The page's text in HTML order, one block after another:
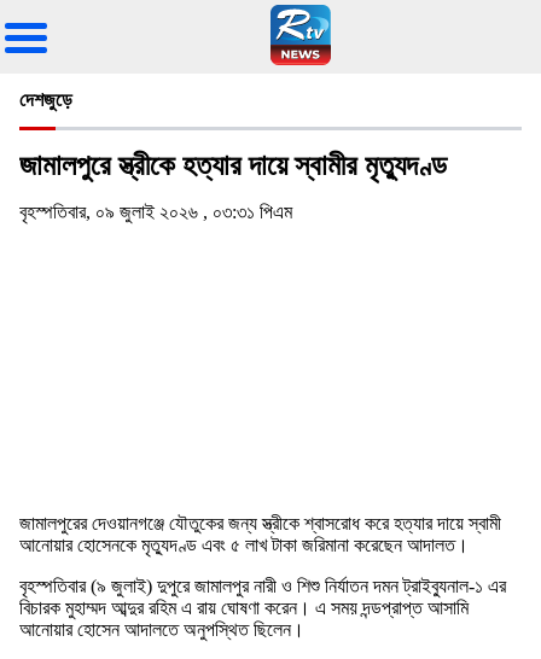
দেশজুড়ে
জামালপুরে স্ত্রীকে হত্যার দায়ে স্বামীর মৃত্যুদণ্ড
বৃহস্পতিবার, ০৯ জুলাই ২০২৬ , ০৩:৩১ পিএম
জামালপুরের দেওয়ানগঞ্জে যৌতুকের জন্য স্ত্রীকে শ্বাসরোধ করে হত্যার দায়ে স্বামী
আনোয়ার হোসেনকে মৃত্যুদণ্ড এবং ৫ লাখ টাকা জরিমানা করেছেন আদালত।
বৃহস্পতিবার (৯ জুলাই) দুপুরে জামালপুর নারী ও শিশু নির্যাতন দমন ট্রাইব্যুনাল-১ এর
বিচারক মুহাম্মদ আব্দুর রহিম এ রায় ঘোষণা করেন। এ সময় দন্ডপ্রাপ্ত আসামি
আনোয়ার হোসেন আদালতে অনুপস্থিত ছিলেন।